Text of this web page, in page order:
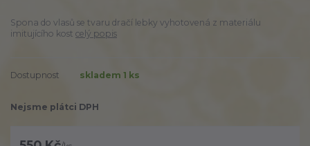
Spona do vlasů se tvaru dračí lebky vyhotovená z materiálu
imitujícího kost celý popis
Dostupnost skladem 1 ks
Nejsme plátci DPH